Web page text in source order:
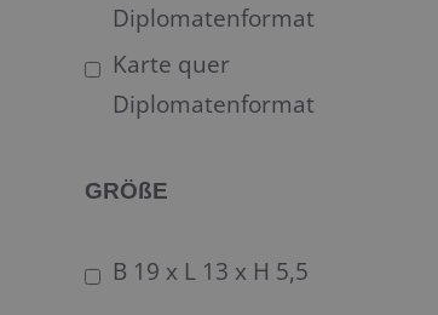
Diplomatenformat
Karte quer
Diplomatenformat
GRÖßE
B 19 x L 13 x H 5,5